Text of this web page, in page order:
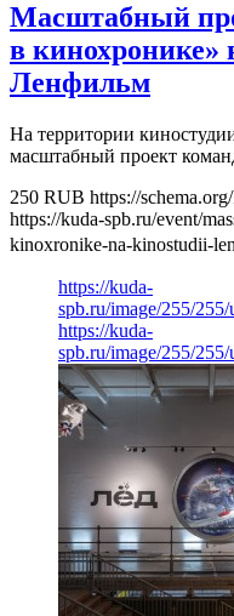
Масштабный
в кинохронике»
Ленфильм
На территории
масштабный проект
250 RUB https://
https://kuda-spb.ru/event/
kinoxronike-na-kinostudii-
https://kuda-
spb.ru/image/255/
https://kuda-
spb.ru/image/255/